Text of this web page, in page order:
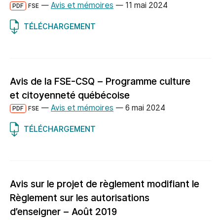
PDF FSE — Avis et mémoires — 11 mai 2024
TÉLÉCHARGEMENT
Avis de la FSE-CSQ – Programme culture
et citoyenneté québécoise
PDF FSE — Avis et mémoires — 6 mai 2024
TÉLÉCHARGEMENT
Avis sur le projet de règlement modifiant le
Règlement sur les autorisations
d’enseigner – Août 2019